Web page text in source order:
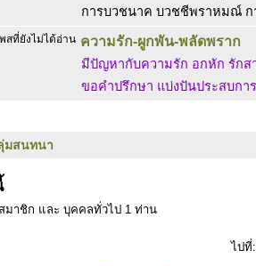
การบวชนาค บวชชีพราหมณ์ ก
ความรัก-ผูกพัน-พลัดพราก
มีปัญหากับความรัก อกหัก รักส
ขอคำปรึกษา แบ่งปันประสบกา
มสนทนา
มาชิก และ บุคคลทั่วไป 1 ท่าน
ไปที่: